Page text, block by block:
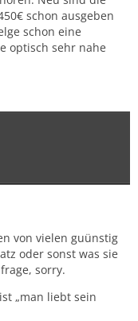
schon ausgeben
schon eine
optisch sehr nahe
von vielen guünstig
oder sonst was sie
sorry.
„man liebt sein